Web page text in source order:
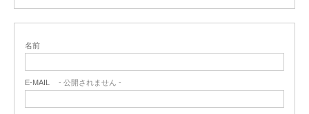
名前
E-MAIL - 公開されません -